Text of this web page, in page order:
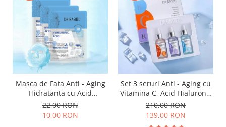
Masca de Fata Anti - Aging
Hidratanta cu Acid
Hyaluronic 1 buc x 25g - Dr.
Rashel Hyaluronic Acid
Instant Hydration
22,00 RON
10,00 RON
Set 3 seruri Anti - Aging cu
Vitamina C, Acid Hialuronic
si Retinol - Dr. Rashel Facial
Serum pack
210,00 RON
139,00 RON